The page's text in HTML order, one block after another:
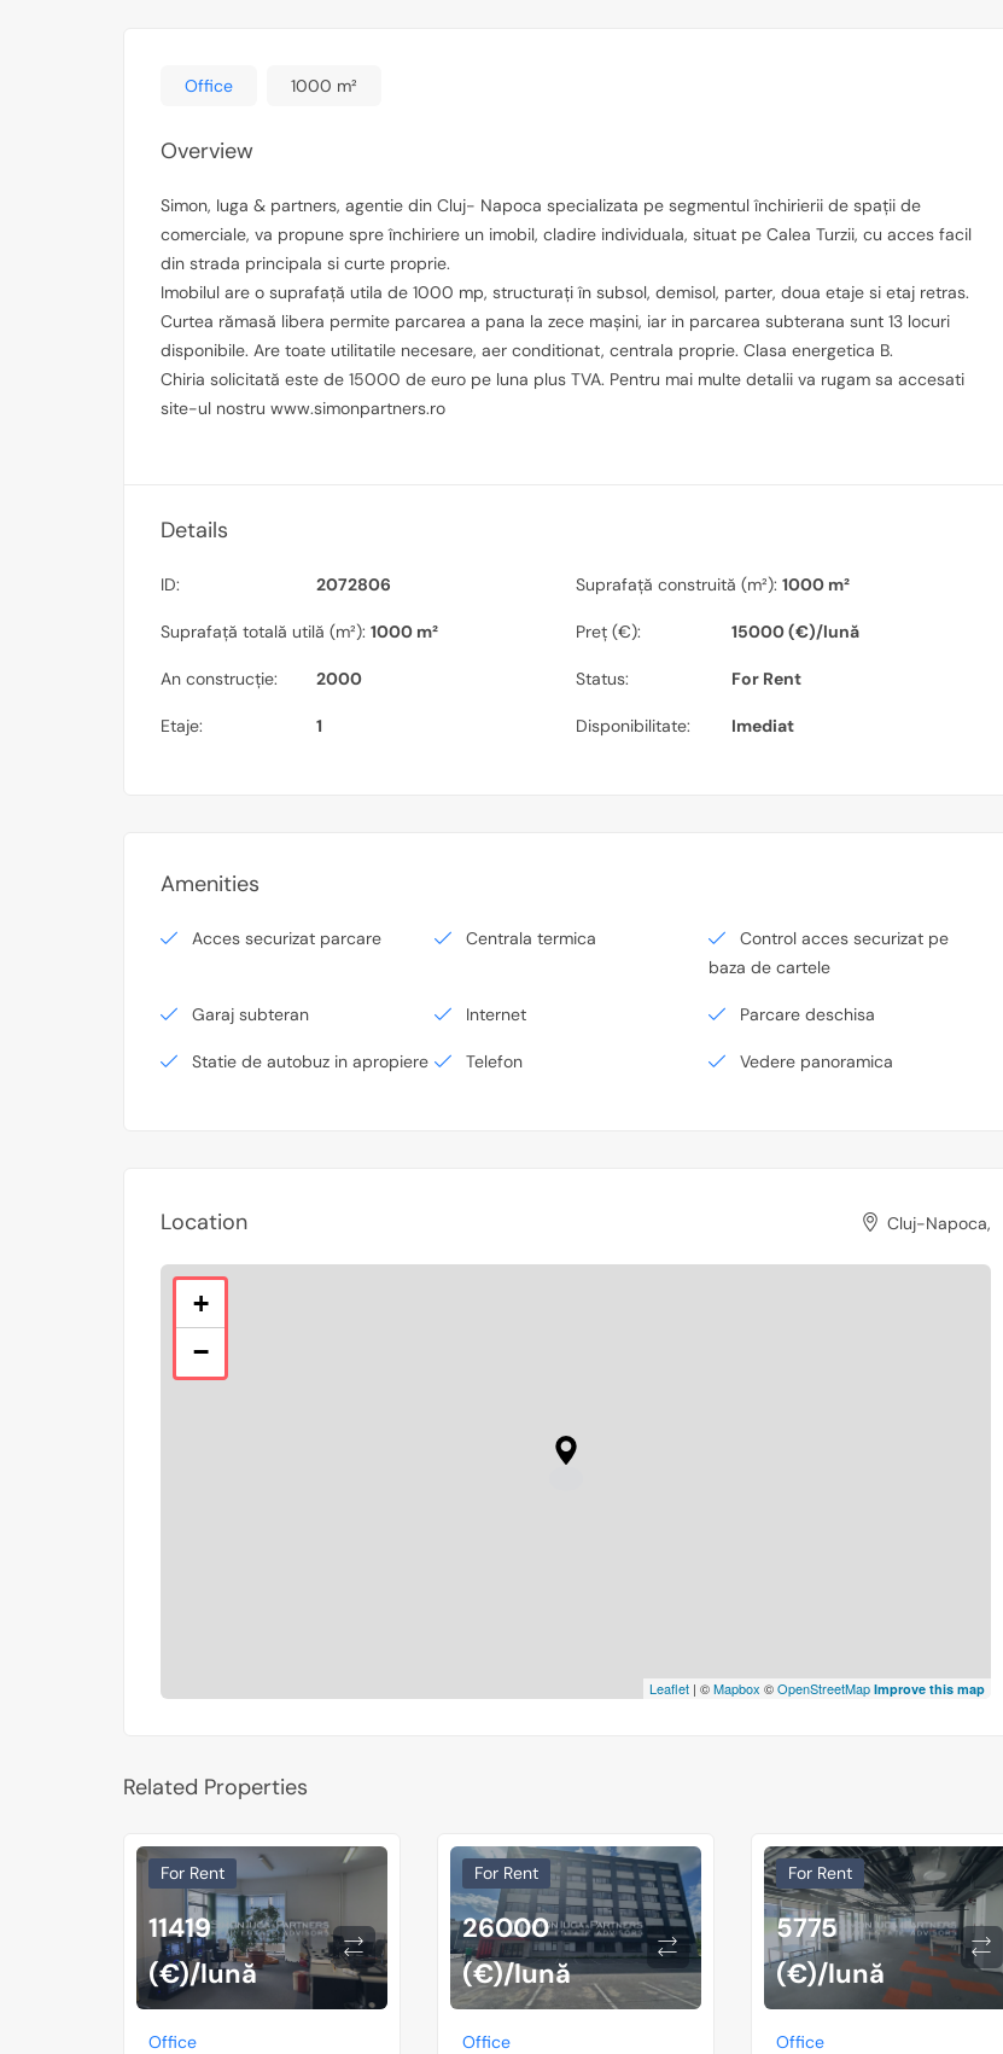
Office 1000 m²
Overview
Simon, Iuga & partners, agentie din Cluj- Napoca specializata pe segmentul închirierii de spații de
comerciale, va propune spre închiriere un imobil, cladire individuala, situat pe Calea Turzii, cu acces facil
din strada principala si curte proprie.
Imobilul are o suprafață utila de 1000 mp, structurați în subsol, demisol, parter, doua etaje si etaj retras.
Curtea rămasă libera permite parcarea a pana la zece mașini, iar in parcarea subterana sunt 13 locuri
disponibile. Are toate utilitatile necesare, aer conditionat, centrala proprie. Clasa energetica B.
Chiria solicitată este de 15000 de euro pe luna plus TVA. Pentru mai multe detalii va rugam sa accesati
site-ul nostru www.simonpartners.ro
Details
ID: 2072806 Suprafață construită (m²): 1000 m²
Suprafață totală utilă (m²): 1000 m² Preț (€): 15000 (€)/lună
An construcție: 2000 Status: For Rent
Etaje: 1 Disponibilitate: Imediat
Amenities
Acces securizat parcare Centrala termica
Control acces securizat pe
baza de cartele
Garaj subteran Internet Parcare deschisa
Statie de autobuz in apropiere Telefon Vedere panoramica
Location Cluj-Napoca,
+
−
Leaflet | ©Mapbox ©OpenStreetMap Improve this map
Related Properties
For Rent
11419
(€)/lună
Office
For Rent
26000
(€)/lună
Office
For Rent
5775
(€)/lună
Office